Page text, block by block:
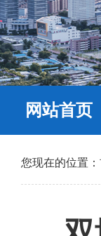
网站首页
您现在的位置：